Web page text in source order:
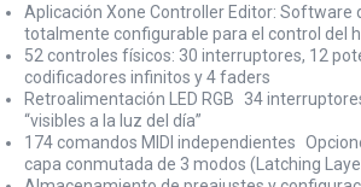
Aplicación Xone Controller Editor: Software
totalmente configurable para el control del
52 controles físicos: 30 interruptores, 12
codificadores infinitos y 4 faders
Retroalimentación LED RGB 34
“visibles a la luz del día”
174 comandos MIDI independientes
capa conmutada de 3 modos (Latching